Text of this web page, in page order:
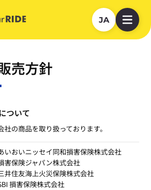
JA
売方針
ついて
の商品を取り扱っております。
いおいニッセイ同和損害保険株式会社
害保険ジャパン株式会社
井住友海上火災保険株式会社
損害保険株式会社